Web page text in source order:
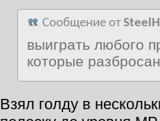
Сообщение от
выиграть любого
которые
Взял голду в